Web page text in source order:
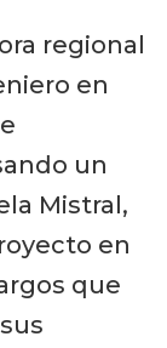
regional
en
un
Mistral,
en
que